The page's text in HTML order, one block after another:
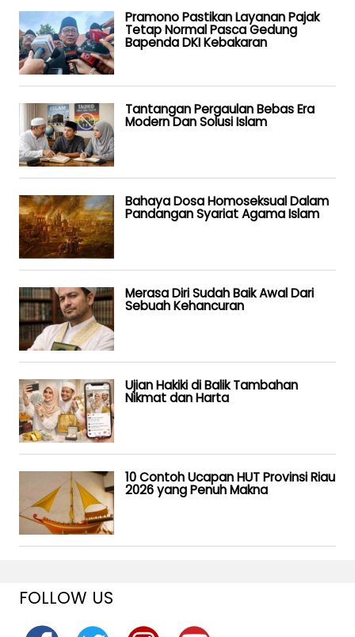
Pramono Pastikan Layanan Pajak
Tetap Normal Pasca Gedung
Bapenda DKI Kebakaran
Tantangan Pergaulan Bebas Era
Modern Dan Solusi Islam
Bahaya Dosa Homoseksual Dalam
Pandangan Syariat Agama Islam
Merasa Diri Sudah Baik Awal Dari
Sebuah Kehancuran
Ujian Hakiki di Balik Tambahan
Nikmat dan Harta
10 Contoh Ucapan HUT Provinsi Riau
2026 yang Penuh Makna
FOLLOW US